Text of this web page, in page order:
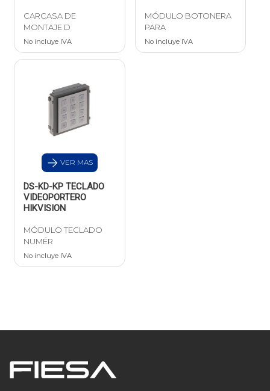
CARCASA DE
MONTAJE D
No incluye IVA
MÓDULO BOTONERA
PARA
No incluye IVA
VER MAS
DS-KD-KP TECLADO
VIDEOPORTERO
HIKVISION
MÓDULO TECLADO
NUMÉR
No incluye IVA